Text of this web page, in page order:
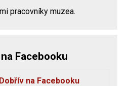
pracovníky muzea.
Facebooku
na Facebooku